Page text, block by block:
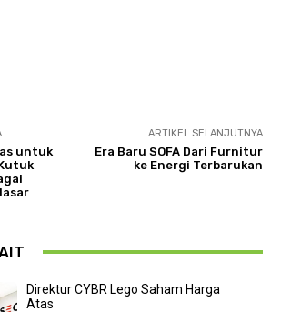
untuk
ARTIKEL SELANJUTNYA
Era Baru SOFA Dari Furnitur
ke Energi Terbarukan
Direktur CYBR Lego Saham Harga
Atas